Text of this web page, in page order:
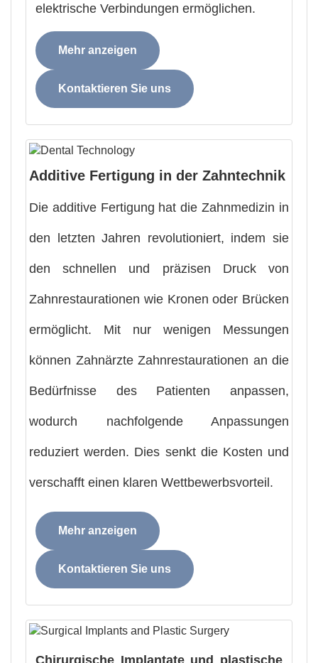
elektrische Verbindungen ermöglichen.
Mehr anzeigen
Kontaktieren Sie uns
Additive Fertigung in der Zahntechnik
Die additive Fertigung hat die Zahnmedizin in
den letzten Jahren revolutioniert, indem sie
den schnellen und präzisen Druck von
Zahnrestaurationen wie Kronen oder Brücken
ermöglicht. Mit nur wenigen Messungen
können Zahnärzte Zahnrestaurationen an die
Bedürfnisse des Patienten anpassen,
wodurch nachfolgende Anpassungen
reduziert werden. Dies senkt die Kosten und
verschafft einen klaren Wettbewerbsvorteil.
Mehr anzeigen
Kontaktieren Sie uns
Chirurgische Implantate und plastische